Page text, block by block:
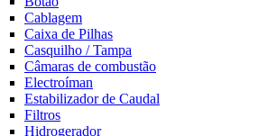
Cablagem
Caixa de Pilhas
Casquilho / Tampa
Câmaras de combustão
Electroíman
Estabilizador de Caudal
Filtros
Hidrogerador